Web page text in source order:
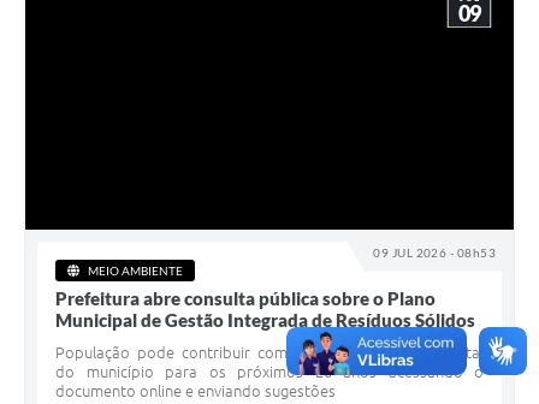
09 JUL 2026 - 08h53
09
MEIO AMBIENTE
Prefeitura abre consulta pública sobre o Plano
Municipal de Gestão Integrada de Resíduos Sólidos
População pode contribuir com o planejamento ambiental
do município para os próximos 20 anos acessando o
documento online e enviando sugestões